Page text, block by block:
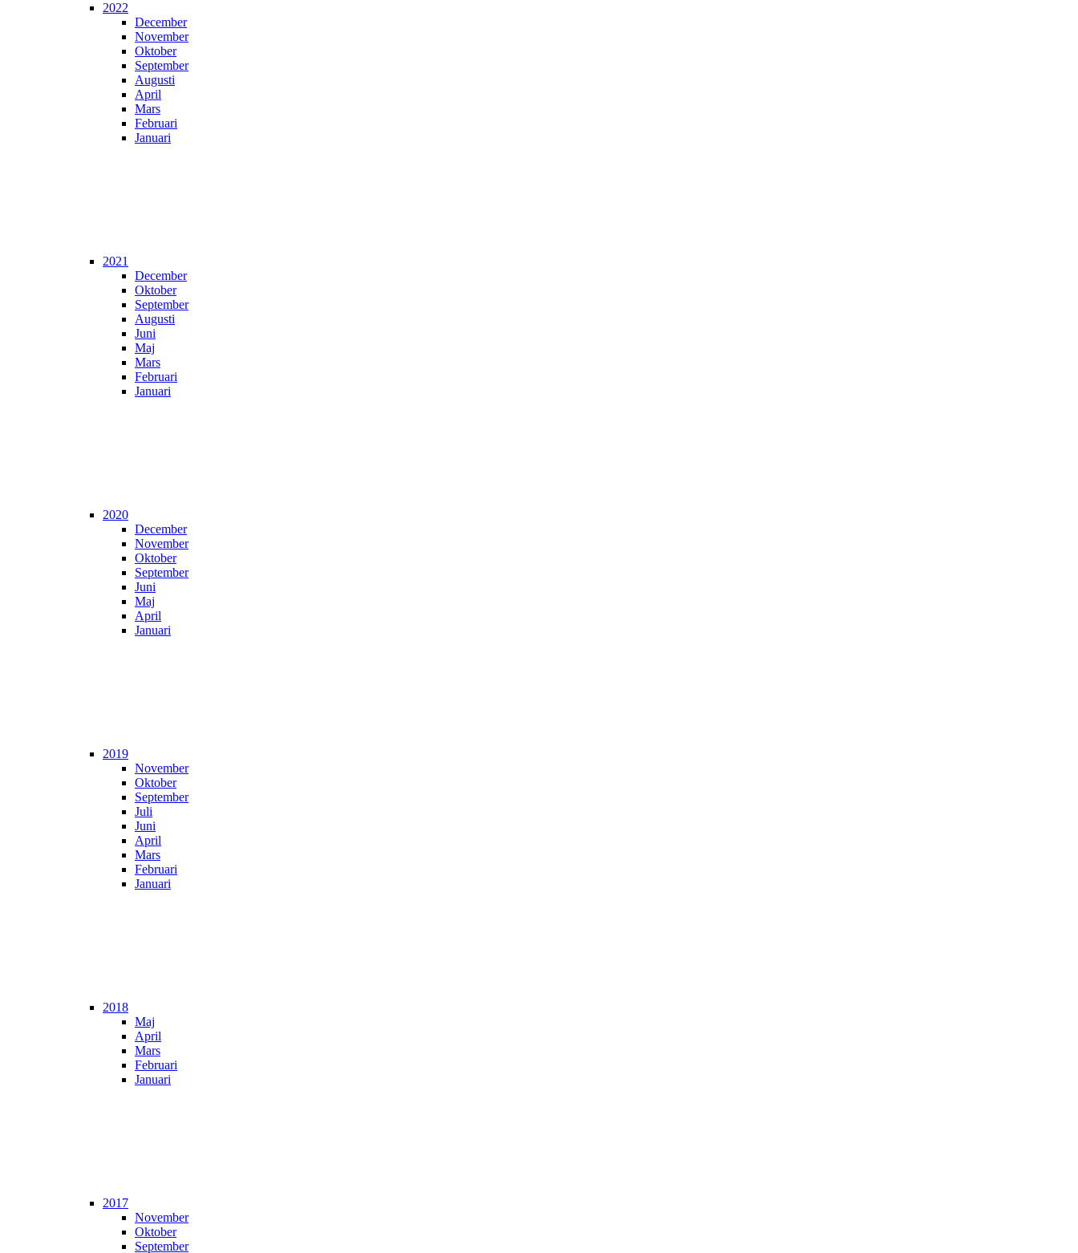
2022
December
November
Oktober
September
Augusti
April
Mars
Februari
Januari
2021
December
Oktober
September
Augusti
Juni
Maj
Mars
Februari
Januari
2020
December
November
Oktober
September
Juni
Maj
April
Januari
2019
November
Oktober
September
Juli
Juni
April
Mars
Februari
Januari
2018
Maj
April
Mars
Februari
Januari
2017
November
Oktober
September